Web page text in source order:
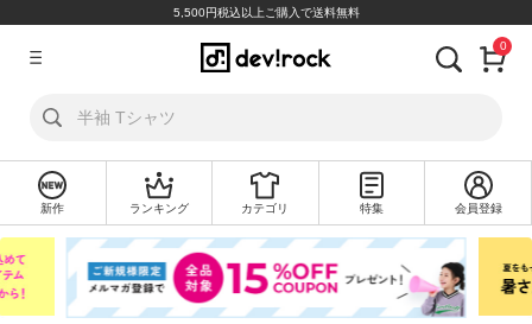
5,500円税込以上ご購入で送料無料
ロ
新
0
新作 ランキング カテゴリ 特集 会員登録